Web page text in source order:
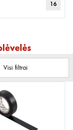
16
Visi filtrai